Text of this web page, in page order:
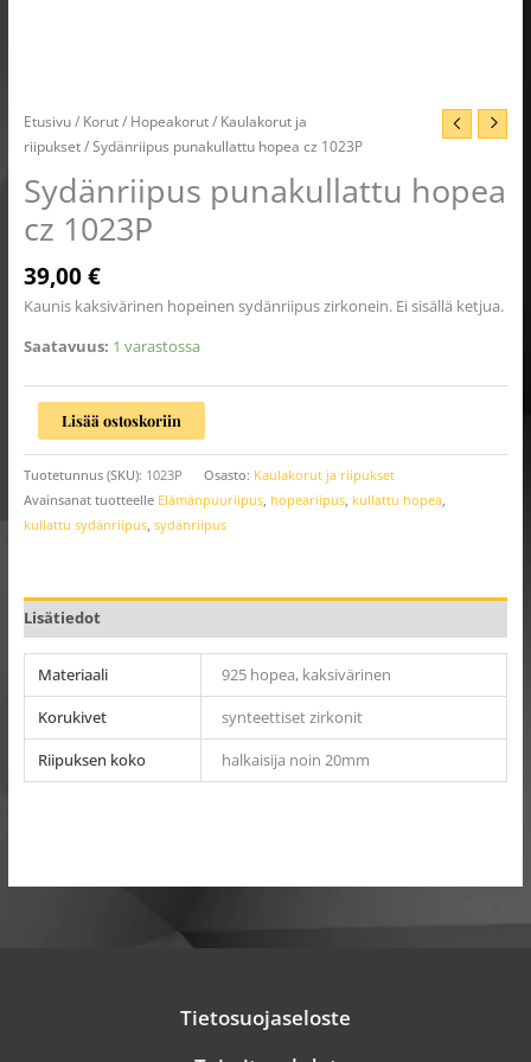
Etusivu/ Korut/ Hopeakorut/ Kaulakorut ja
riipukset/ Sydänriipus punakullattu hopea cz 1023P
Sydänriipus punakullattu hopea
cz 1023P
39,00€
Kaunis kaksivärinen hopeinen sydänriipus zirkonein. Ei sisällä ketjua.
Saatavuus: 1 varastossa
Lisää ostoskoriin
Tuotetunnus (SKU): 1023P Osasto: Kaulakorut ja riipukset
Avainsanat tuotteelle Elämänpuuriipus, hopeariipus, kullattu hopea,
kullattu sydänriipus, sydänriipus
Lisätiedot
Materiaali
925 hopea, kaksivärinen
Korukivet
synteettiset zirkonit
Riipuksen koko
halkaisija noin 20mm
Tietosuojaseloste